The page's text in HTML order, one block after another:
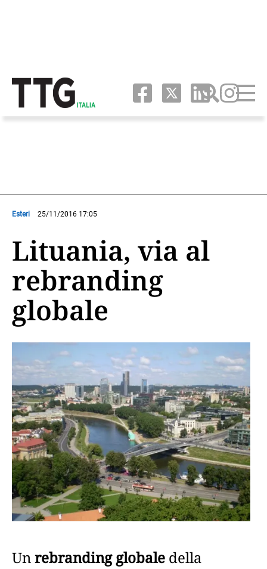
Esteri 25/11/2016 17:05
Lituania, via al
rebranding
globale
Unrebranding globale della